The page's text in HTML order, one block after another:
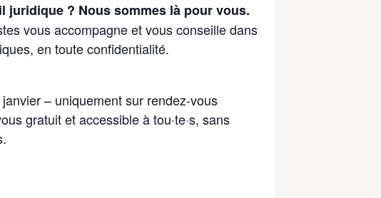
juridique ? Nous sommes là pour vous.
vous accompagne et vous conseille dans
en toute confidentialité.
– uniquement sur rendez-vous
gratuit et accessible à tou·te·s, sans